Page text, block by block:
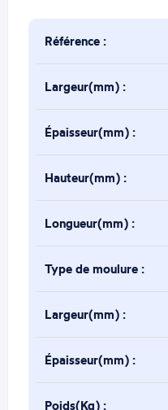
Référence :
Largeur(mm) :
Épaisseur(mm) :
Hauteur(mm) :
Longueur(mm) :
Type de moulure :
Largeur(mm) :
Épaisseur(mm) :
Poids(Kg) :